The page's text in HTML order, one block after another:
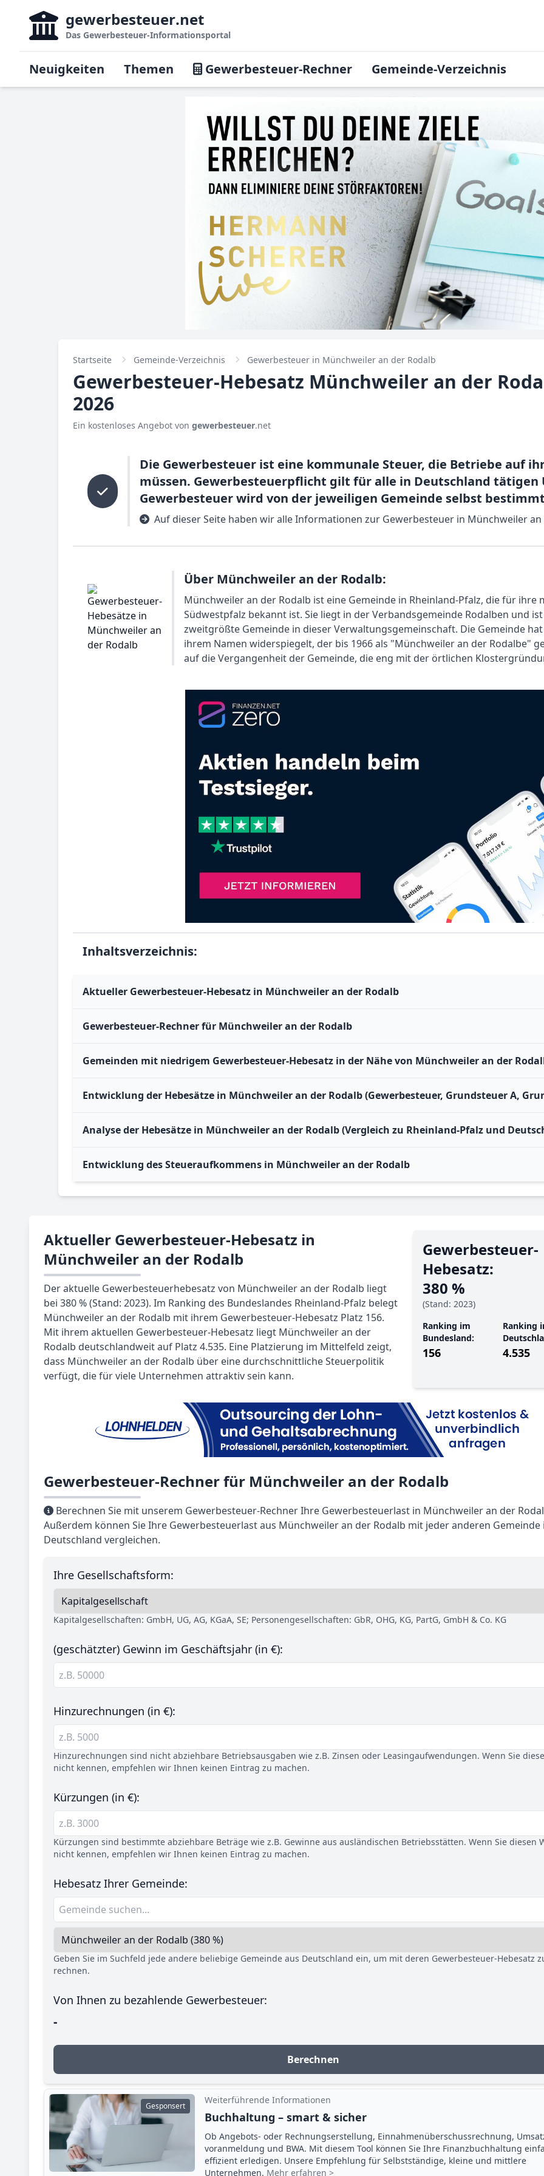
gewerbesteuer.net
Das Gewerbesteuer-Informationsportal
Neuigkeiten Themen Gewerbesteuer-Rechner Gemeinde-Verzeichnis
Startseite Gemeinde-Verzeichnis Gewerbesteuer in Münchweiler an der Rodalb
Gewerbesteuer-Hebesatz Münchweiler an der
2026
Ein kostenloses Angebot von gewerbesteuer.net
Die Gewerbesteuer ist eine kommunale Steuer, die Betriebe auf
müssen. Gewerbesteuerpflicht gilt für alle in Deutschland tätigen
Gewerbesteuer wird von der jeweiligen Gemeinde selbst
Auf dieser Seite haben wir alle Informationen zur Gewerbesteuer in Münchweiler
Über Münchweiler an der Rodalb:
Münchweiler an der Rodalb ist eine Gemeinde in Rheinland-Pfalz, die für ihre
Südwestpfalz bekannt ist. Sie liegt in der Verbandsgemeinde Rodalben und
zweitgrößte Gemeinde in dieser Verwaltungsgemeinschaft. Die Gemeinde
ihrem Namen widerspiegelt, der bis 1966 als "Münchweiler an der Rodalbe"
auf die Vergangenheit der Gemeinde, die eng mit der örtlichen
Inhaltsverzeichnis:
Aktueller Gewerbesteuer-Hebesatz in Münchweiler an der Rodalb
Gewerbesteuer-Rechner für Münchweiler an der Rodalb
Gemeinden mit niedrigem Gewerbesteuer-Hebesatz in der Nähe von Münchweiler an der
Entwicklung der Hebesätze in Münchweiler an der Rodalb (Gewerbesteuer, Grundsteuer A,
Analyse der Hebesätze in Münchweiler an der Rodalb (Vergleich zu Rheinland-Pfalz und
Entwicklung des Steueraufkommens in Münchweiler an der Rodalb
Aktueller Gewerbesteuer-Hebesatz in
Münchweiler an der Rodalb
Der aktuelle Gewerbesteuerhebesatz von Münchweiler an der Rodalb liegt
bei 380 % (Stand: 2023). Im Ranking des Bundeslandes Rheinland-Pfalz belegt
Münchweiler an der Rodalb mit ihrem Gewerbesteuer-Hebesatz Platz 156.
Mit ihrem aktuellen Gewerbesteuer-Hebesatz liegt Münchweiler an der
Rodalb deutschlandweit auf Platz 4.535. Eine Platzierung im Mittelfeld zeigt,
dass Münchweiler an der Rodalb über eine durchschnittliche Steuerpolitik
verfügt, die für viele Unternehmen attraktiv sein kann.
Gewerbe­steuer-
Hebe­satz:
380 %
(Stand: 2023)
Ranking im
Bundesland:
156
Ranking
4.535
Gewerbesteuer-Rechner für Münchweiler an der Rodalb
Berechnen Sie mit unserem Gewerbesteuer-Rechner Ihre Gewerbesteuerlast in Münchweiler an der
Außerdem können Sie Ihre Gewerbesteuerlast aus Münchweiler an der Rodalb mit jeder anderen Gemeinde
Deutschland vergleichen.
Ihre Gesellschaftsform:
Kapitalgesellschaften: GmbH, UG, AG, KGaA, SE; Personengesellschaften: GbR, OHG, KG, PartG, GmbH & Co. KG
(geschätzter) Gewinn im Geschäftsjahr (in €):
Hinzurechnungen (in €):
Hinzurechnungen sind nicht abziehbare Betriebsausgaben wie z.B. Zinsen oder Leasingaufwendungen. Wenn Sie
nicht kennen, empfehlen wir Ihnen keinen Eintrag zu machen.
Kürzungen (in €):
Kürzungen sind bestimmte abziehbare Beträge wie z.B. Gewinne aus ausländischen Betriebsstätten. Wenn Sie diesen
nicht kennen, empfehlen wir Ihnen keinen Eintrag zu machen.
Hebesatz Ihrer Gemeinde:
Geben Sie im Suchfeld jede andere beliebige Gemeinde aus Deutschland ein, um mit deren Gewerbesteuer-Hebesatz
rechnen.
Von Ihnen zu bezahlende Gewerbesteuer:
-
Berechnen
Gesponsert
Weiterführende Informationen
Buchhaltung – smart & sicher
Ob Angebots- oder Rechnungserstellung, Einnahmenüberschuss­rechnung,
voranmeldung und BWA. Mit diesem Tool können Sie Ihre Finanz­buchhaltung
effizient erledigen. Unsere Empfehlung für Selbstständige, kleine und mittlere
Unternehmen. Mehr erfahren >